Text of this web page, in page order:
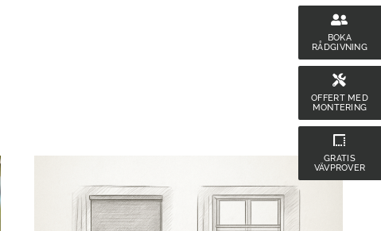
BOKA
RÅDGIVNING
OFFERT MED
MONTERING
GRATIS
VÄVPROVER